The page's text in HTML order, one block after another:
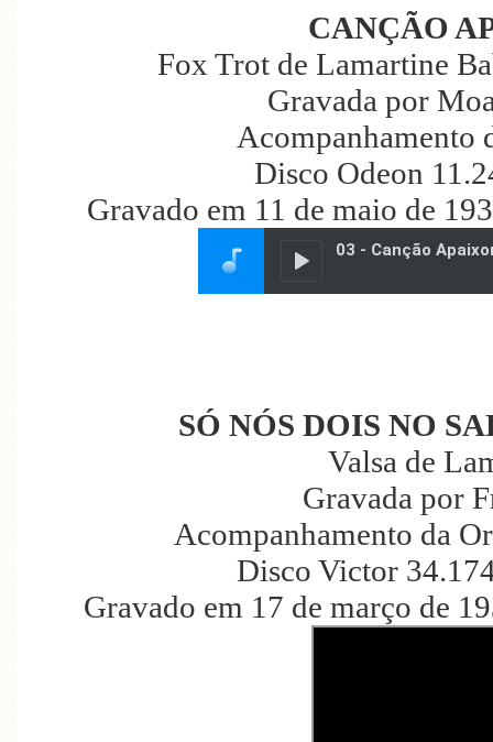
CANÇÃO
Fox Trot de Lamartine
Gravada por
Acompanhamento
Disco Odeon
Gravado em 11 de maio de
SÓ NÓS DOIS NO
Valsa de
Gravada por
Acompanhamento da
Disco Victor
Gravado em 17 de março de